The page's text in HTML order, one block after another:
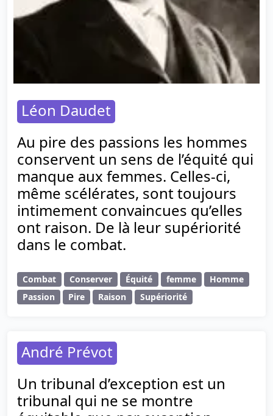
Léon Daudet
Au pire des passions les hommes
conservent un sens de l’équité qui
manque aux femmes. Celles-ci,
même scélérates, sont toujours
intimement convaincues qu’elles
ont raison. De là leur supériorité
dans le combat.
Combat Conserver Équité femme
Homme
Passion
Pire Raison Supériorité
André Prévot
Un tribunal d’exception est un
tribunal qui ne se montre